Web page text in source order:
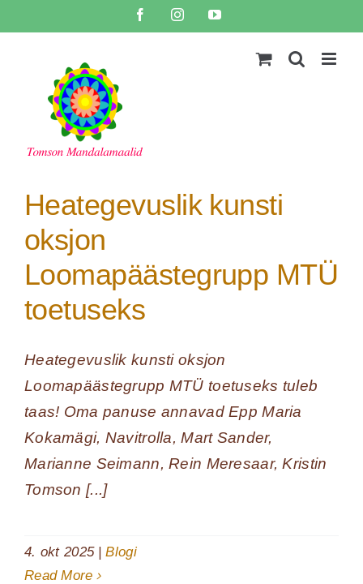
to
FacebookInstagramYouTube
Heategevuslik kunsti
oksjon
Loomapäästegrupp MTÜ
toetuseks
Heategevuslik kunsti oksjon
Loomapäästegrupp MTÜ toetuseks tuleb
taas! Oma panuse annavad Epp Maria
Kokamägi, Navitrolla, Mart Sander,
Marianne Seimann, Rein Meresaar, Kristin
Tomson [...]
4. okt 2025 | Blogi
Read More